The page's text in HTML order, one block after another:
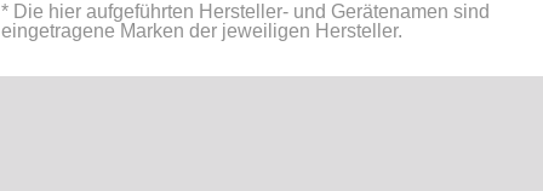
* Die hier aufgeführten Hersteller- und Gerätenamen sind
eingetragene Marken der jeweiligen Hersteller.